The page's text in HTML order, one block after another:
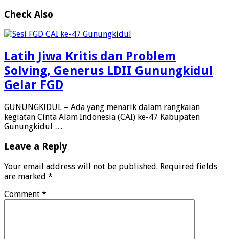
Check Also
Latih Jiwa Kritis dan Problem
Solving, Generus LDII Gunungkidul
Gelar FGD
GUNUNGKIDUL – Ada yang menarik dalam rangkaian
kegiatan Cinta Alam Indonesia (CAI) ke-47 Kabupaten
Gunungkidul …
Leave a Reply
Your email address will not be published. Required fields
are marked *
Comment *